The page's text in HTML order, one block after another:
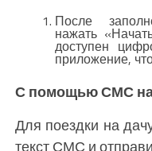
После
нажать
доступен
приложение,
С помощью СМС на
Для поездки на
текст СМС и